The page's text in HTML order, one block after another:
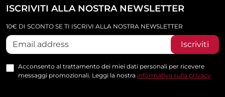
ISCRIVITI ALLA NOSTRA NEWSLETTER
10€ DI SCONTO SE TI ISCRIVI ALLA NOSTRA NEWSLETTER
Iscriviti
Acconsento al trattamento dei miei dati personali per ricevere
messaggi promozionali. Leggi la nostra informativa sulla privacy